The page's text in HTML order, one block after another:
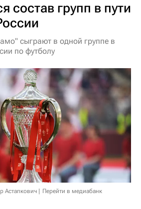
состав групп в пути
сыграют в одной группе в
по футболу
Астапкович Перейти в медиабанк